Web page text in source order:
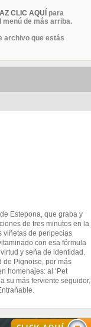
CLIC AQUÍ para
menú de más arriba.
archivo que estás
Estepona, que graba y
de tres minutos en la
viñetas de peripecias
con esa fórmula
y seña de identidad.
de Pignoise, por más
homenajes: al ‘Pet
su más ferviente seguidor,